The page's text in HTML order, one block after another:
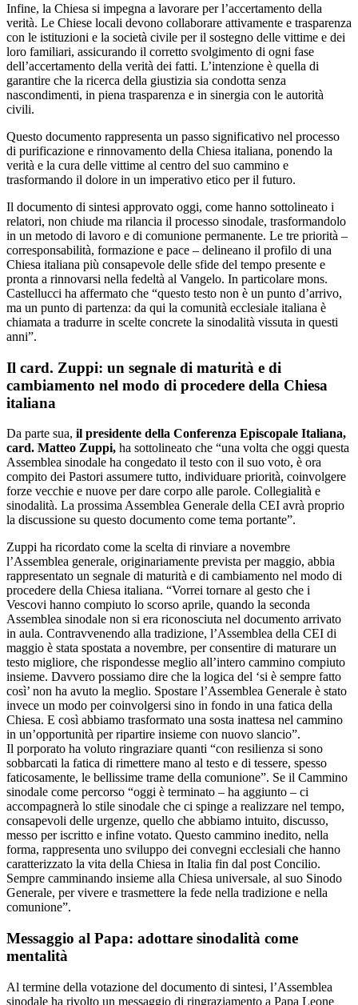
Infine, la Chiesa si impegna a lavorare per l’accertamento della
verità. Le Chiese locali devono collaborare attivamente e trasparenza
con le istituzioni e la società civile per il sostegno delle vittime e dei
loro familiari, assicurando il corretto svolgimento di ogni fase
dell’accertamento della verità dei fatti. L’intenzione è quella di
garantire che la ricerca della giustizia sia condotta senza
nascondimenti, in piena trasparenza e in sinergia con le autorità
civili.
Questo documento rappresenta un passo significativo nel processo
di purificazione e rinnovamento della Chiesa italiana, ponendo la
verità e la cura delle vittime al centro del suo cammino e
trasformando il dolore in un imperativo etico per il futuro.
Il documento di sintesi approvato oggi, come hanno sottolineato i
relatori, non chiude ma rilancia il processo sinodale, trasformandolo
in un metodo di lavoro e di comunione permanente. Le tre priorità –
corresponsabilità, formazione e pace – delineano il profilo di una
Chiesa italiana più consapevole delle sfide del tempo presente e
pronta a rinnovarsi nella fedeltà al Vangelo. In particolare mons.
Castellucci ha affermato che “questo testo non è un punto d’arrivo,
ma un punto di partenza: da qui la comunità ecclesiale italiana è
chiamata a tradurre in scelte concrete la sinodalità vissuta in questi
anni”.
Il card. Zuppi: un segnale di maturità e di
cambiamento nel modo di procedere della Chiesa
italiana
Da parte sua, il presidente della Conferenza Episcopale Italiana,
card. Matteo Zuppi, ha sottolineato che “una volta che oggi questa
Assemblea sinodale ha congedato il testo con il suo voto, è ora
compito dei Pastori assumere tutto, individuare priorità, coinvolgere
forze vecchie e nuove per dare corpo alle parole. Collegialità e
sinodalità. La prossima Assemblea Generale della CEI avrà proprio
la discussione su questo documento come tema portante”.
Zuppi ha ricordato come la scelta di rinviare a novembre
l’Assemblea generale, originariamente prevista per maggio, abbia
rappresentato un segnale di maturità e di cambiamento nel modo di
procedere della Chiesa italiana. “Vorrei tornare al gesto che i
Vescovi hanno compiuto lo scorso aprile, quando la seconda
Assemblea sinodale non si era riconosciuta nel documento arrivato
in aula. Contravvenendo alla tradizione, l’Assemblea della CEI di
maggio è stata spostata a novembre, per consentire di maturare un
testo migliore, che rispondesse meglio all’intero cammino compiuto
insieme. Davvero possiamo dire che la logica del ‘si è sempre fatto
così’ non ha avuto la meglio. Spostare l’Assemblea Generale è stato
invece un modo per coinvolgersi sino in fondo in una fatica della
Chiesa. E così abbiamo trasformato una sosta inattesa nel cammino
in un’opportunità per ripartire insieme con nuovo slancio”.
Il porporato ha voluto ringraziare quanti “con resilienza si sono
sobbarcati la fatica di rimettere mano al testo e di tessere, spesso
faticosamente, le bellissime trame della comunione”. Se il Cammino
sinodale come percorso “oggi è terminato – ha aggiunto – ci
accompagnerà lo stile sinodale che ci spinge a realizzare nel tempo,
consapevoli delle urgenze, quello che abbiamo intuito, discusso,
messo per iscritto e infine votato. Questo cammino inedito, nella
forma, rappresenta uno sviluppo dei convegni ecclesiali che hanno
caratterizzato la vita della Chiesa in Italia fin dal post Concilio.
Sempre camminando insieme alla Chiesa universale, al suo Sinodo
Generale, per vivere e trasmettere la fede nella tradizione e nella
comunione”.
Messaggio al Papa: adottare sinodalità come
mentalità
Al termine della votazione del documento di sintesi, l’Assemblea
sinodale ha rivolto un messaggio di ringraziamento a Papa Leone